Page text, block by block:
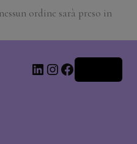
ordine sarà preso in
LinkedIn
Instagram
Facebook